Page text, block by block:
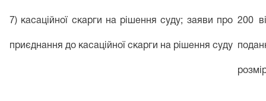
7) касаційної скарги на рішення суду; заяви про
приєднання до касаційної скарги на рішення суду
200